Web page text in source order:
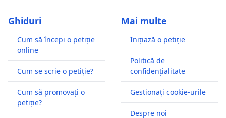
Ghiduri
Cum să începi o petiție
online
Cum se scrie o petiție?
Cum să promovați o
petiție?
Mai multe
Inițiază o petiție
Politică de
confidențialitate
Gestionați cookie-urile
Despre noi